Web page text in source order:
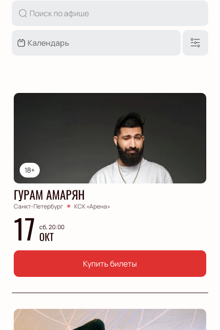
18+
ГУРАМ АМАРЯН
Санкт-Петербург КСК «Арена»
17 сб, 20:00
ОКТ
Купить билеты